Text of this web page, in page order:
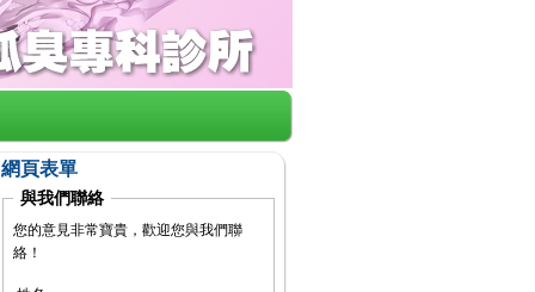
網頁表單
與我們聯絡
您的意見非常寶貴，歡迎您與我們聯
絡！